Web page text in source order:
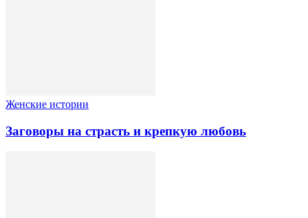
Женские истории
Заговоры на страсть и крепкую любовь